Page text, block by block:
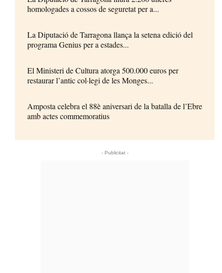
homologades a cossos de seguretat per a...
La Diputació de Tarragona llança la setena edició del
programa Genius per a estades...
El Ministeri de Cultura atorga 500.000 euros per
restaurar l’antic col·legi de les Monges...
Amposta celebra el 88è aniversari de la batalla de l’Ebre
amb actes commemoratius
- Publicitat -